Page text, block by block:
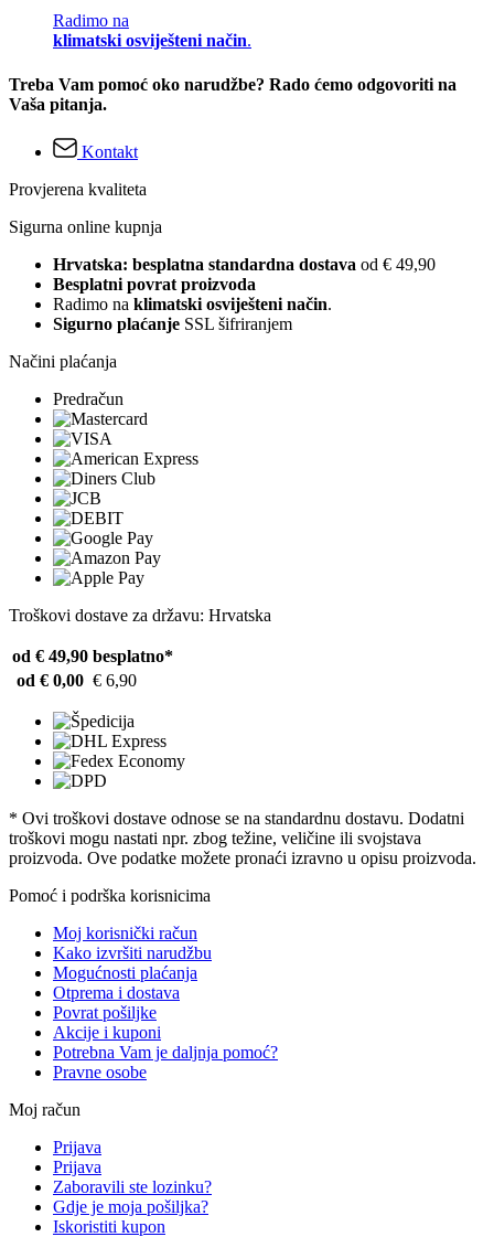
Radimo na
klimatski osviješteni način.
Treba Vam pomoć oko narudžbe? Rado ćemo odgovoriti na
Vaša pitanja.
Kontakt
Provjerena kvaliteta
Sigurna online kupnja
Hrvatska: besplatna standardna dostava od € 49,90
Besplatni povrat proizvoda
Radimo na klimatski osviješteni način.
Sigurno plaćanje SSL šifriranjem
Načini plaćanja
Predračun
Troškovi dostave za državu: Hrvatska
od € 49,90 besplatno*
od € 0,00 € 6,90
* Ovi troškovi dostave odnose se na standardnu ​​dostavu. Dodatni
troškovi mogu nastati npr. zbog težine, veličine ili svojstava
proizvoda. Ove podatke možete pronaći izravno u opisu proizvoda.
Pomoć i podrška korisnicima
Moj korisnički račun
Kako izvršiti narudžbu
Mogućnosti plaćanja
Otprema i dostava
Povrat pošiljke
Akcije i kuponi
Potrebna Vam je daljnja pomoć?
Pravne osobe
Moj račun
Prijava
Prijava
Zaboravili ste lozinku?
Gdje je moja pošiljka?
Iskoristiti kupon